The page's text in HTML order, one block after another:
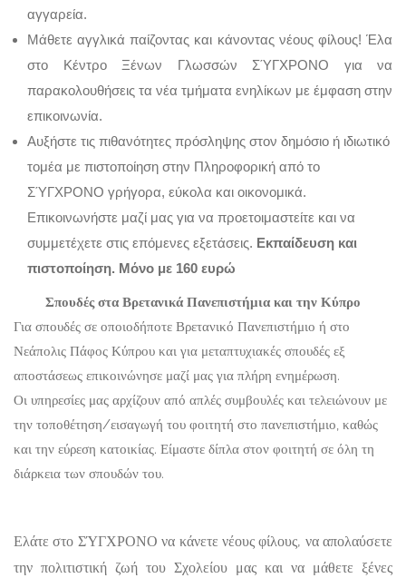
αγγαρεία.
Μάθετε αγγλικά παίζοντας και κάνοντας νέους φίλους! Έλα
στο Κέντρο Ξένων Γλωσσών ΣΎΓΧΡΟΝΟ για να
παρακολουθήσεις τα νέα τμήματα ενηλίκων με έμφαση στην
επικοινωνία.
Αυξήστε τις πιθανότητες πρόσληψης στον δημόσιο ή ιδιωτικό
τομέα με πιστοποίηση στην Πληροφορική από το
ΣΎΓΧΡΟΝΟ γρήγορα, εύκολα και οικονομικά.
Επικοινωνήστε μαζί μας για να προετοιμαστείτε και να
συμμετέχετε στις επόμενες εξετάσεις. Εκπαίδευση και
πιστοποίηση. Μόνο με 160 ευρώ
Σπουδές στα Βρετανικά Πανεπιστήμια και την Κύπρο
Για σπουδές σε οποιοδήποτε Βρετανικό Πανεπιστήμιο ή στο
Νεάπολις Πάφος Κύπρου και για μεταπτυχιακές σπουδές εξ
αποστάσεως επικοινώνησε μαζί μας για πλήρη ενημέρωση.
Οι υπηρεσίες μας αρχίζουν από απλές συμβουλές και τελειώνουν με
την τοποθέτηση/εισαγωγή του φοιτητή στο πανεπιστήμιο, καθώς
και την εύρεση κατοικίας. Είμαστε δίπλα στον φοιτητή σε όλη τη
διάρκεια των σπουδών του.
Ελάτε στο ΣΎΓΧΡΟΝΟ να κάνετε νέους φίλους, να απολαύσετε
την πολιτιστική ζωή του Σχολείου μας και να μάθετε ξένες